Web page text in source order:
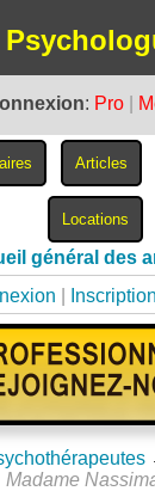
: Pro
général des
Inscription
Madame